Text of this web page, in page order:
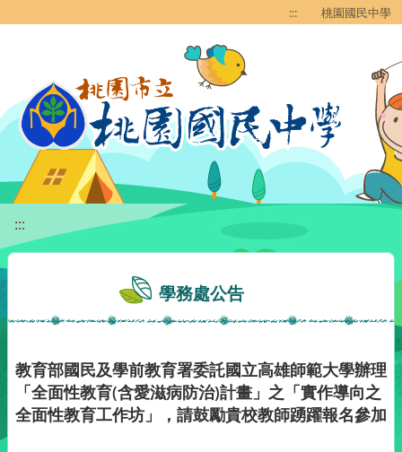
::: 桃園國民中學
:::
學務處公告
教育部國民及學前教育署委託國立高雄師範大學辦理
「全面性教育(含愛滋病防治)計畫」之「實作導向之
全面性教育工作坊」，請鼓勵貴校教師踴躍報名參加